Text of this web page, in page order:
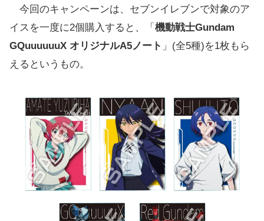
ドが5月11日発売
今回のキャンペーンは、セブンイレブンで対象のア
イスを一度に2個購入すると、「 機動戦士Gundam
GQuuuuuuX オリジナルA5ノート 」(全5種)を1枚もら
えるというもの。